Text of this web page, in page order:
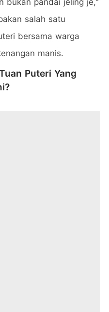
salah satu
bersama warga
manis.
Puteri Yang